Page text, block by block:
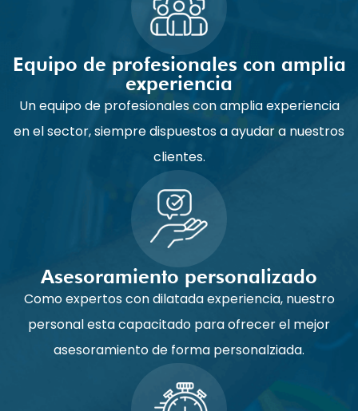
Equipo de profesionales con amplia
experiencia
Un equipo de profesionales con amplia experiencia
en el sector, siempre dispuestos a ayudar a nuestros
clientes.
Asesoramiento personalizado
Como expertos con dilatada experiencia, nuestro
personal esta capacitado para ofrecer el mejor
asesoramiento de forma personalziada.